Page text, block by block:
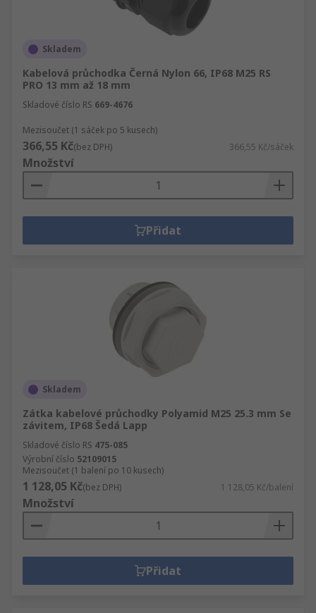
Skladem
Kabelová průchodka Černá Nylon 66, IP68 M25 RS
PRO 13 mm až 18 mm
Skladové číslo RS 669-4676
Mezisoučet (1 sáček po 5 kusech)
366,55 Kč(bez DPH) 366,55 Kč/sáček
Množství
Přidat
Skladem
Zátka kabelové průchodky Polyamid M25 25.3 mm Se
závitem, IP68 Šedá Lapp
Skladové číslo RS 475-085
Výrobní číslo 52109015
Mezisoučet (1 balení po 10 kusech)
1 128,05 Kč(bez DPH) 1 128,05 Kč/balení
Množství
Přidat